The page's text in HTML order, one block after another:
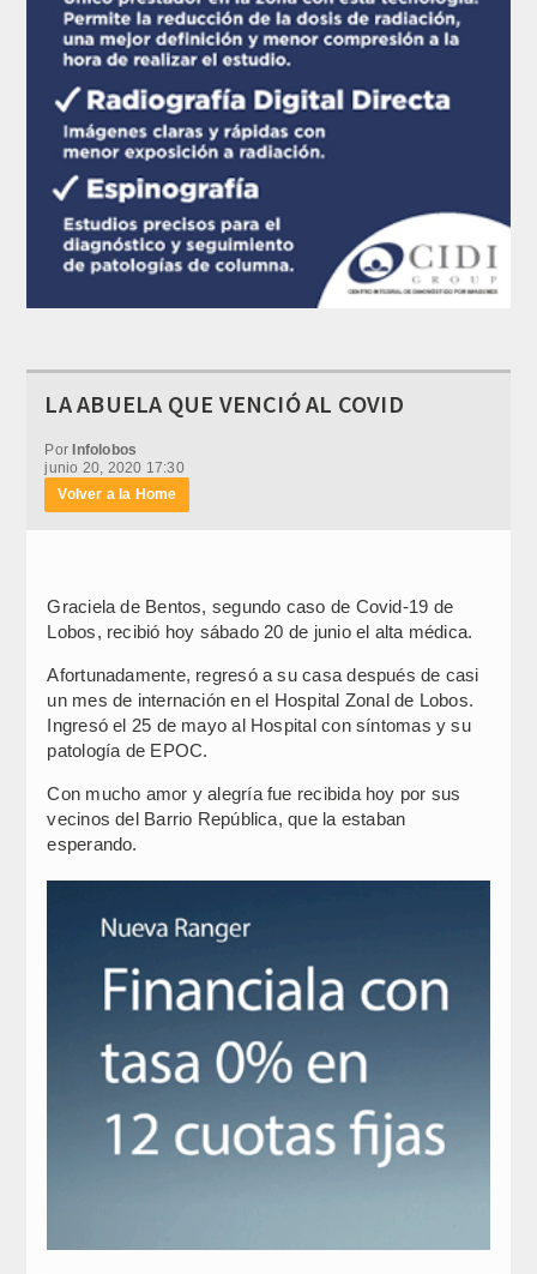
LA ABUELA QUE VENCIÓ AL COVID
PorInfolobos
junio 20, 2020 17:30
Volver a la Home
Graciela de Bentos, segundo caso de Covid-19 de
Lobos, recibió hoy sábado 20 de junio el alta médica.
Afortunadamente, regresó a su casa después de casi
un mes de internación en el Hospital Zonal de Lobos.
Ingresó el 25 de mayo al Hospital con síntomas y su
patología de EPOC.
Con mucho amor y alegría fue recibida hoy por sus
vecinos del Barrio República, que la estaban
esperando.